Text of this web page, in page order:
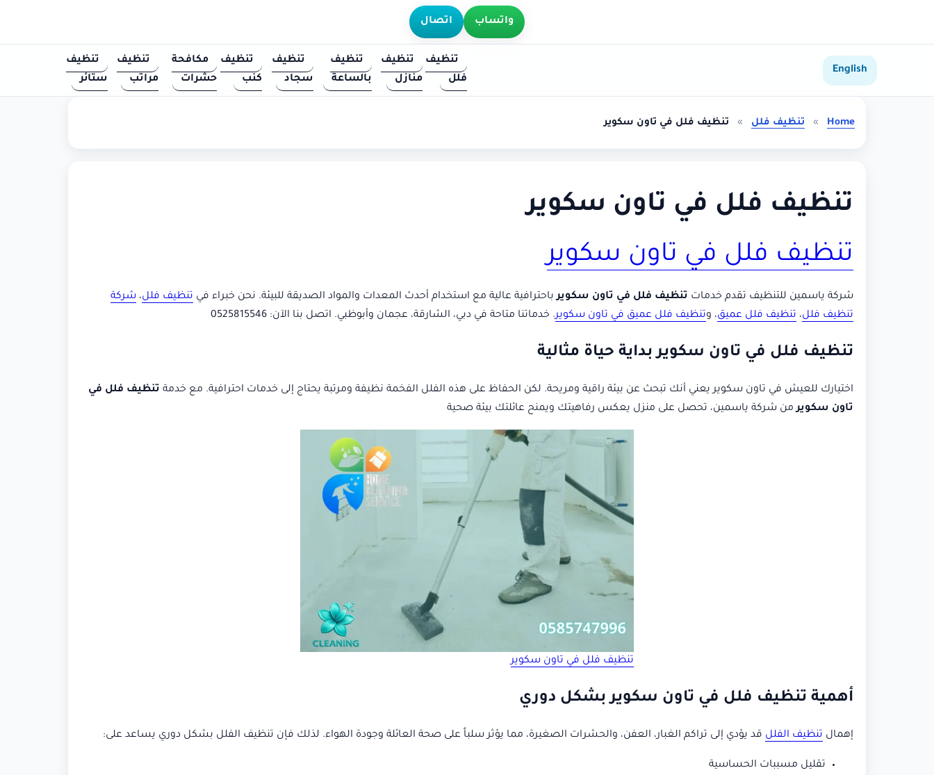
واتساب اتصال
English
تنظيف
فلل
تنظيف
منازل
تنظيف
بالساعة
تنظيف
سجاد
تنظيف
كنب
مكافحة
حشرات
تنظيف
مراتب
تنظيف
ستائر
Home
» تنظيف فلل » تنظيف فلل في تاون سكوير
تنظيف فلل في تاون سكوير
تنظيف فلل في تاون سكوير
شركة ياسمين للتنظيف تقدم خدمات تنظيف فلل في تاون سكويرباحترافية عالية مع استخدام أحدث المعدات والمواد الصديقة للبيئة. نحن خبراء في تنظيف فلل، شركة
تنظيف فلل، تنظيف فلل عميق، وتنظيف فلل عميق في تاون سكوير. خدماتنا متاحة في دبي، الشارقة، عجمان وأبوظبي. اتصل بنا الآن: 0525815546
تنظيف فلل في تاون سكوير بداية حياة مثالية
اختيارك للعيش في تاون سكوير يعني أنك تبحث عن بيئة راقية ومريحة. لكن الحفاظ على هذه الفلل الفخمة نظيفة ومرتبة يحتاج إلى خدمات احترافية. مع خدمة تنظيف فلل في
تاون سكويرمن شركة ياسمين، تحصل على منزل يعكس رفاهيتك ويمنح عائلتك بيئة صحية
تنظيف فلل في تاون سكوير
أهمية تنظيف فلل في تاون سكوير بشكل دوري
إهمال تنظيف الفلل قد يؤدي إلى تراكم الغبار، العفن، والحشرات الصغيرة، مما يؤثر سلباً على صحة العائلة وجودة الهواء. لذلك فإن تنظيف الفلل بشكل دوري يساعد على:
تقليل مسببات الحساسية